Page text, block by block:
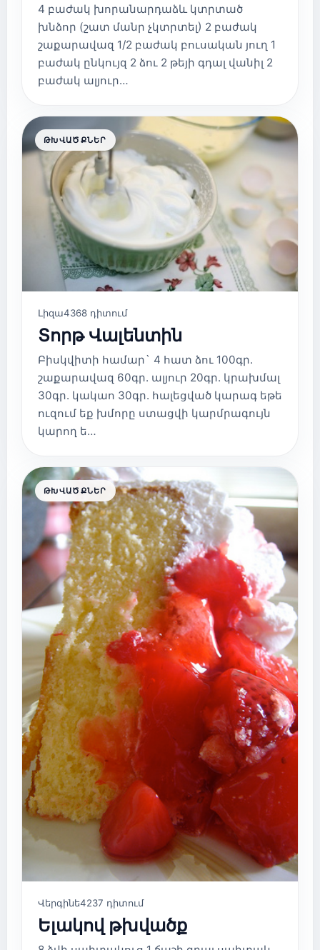
4 բաժակ խորանարդաձև կտրտած
խնձոր (շատ մանր չկտրտել) 2 բաժակ
շաքարավազ 1/2 բաժակ բուսական յուղ 1
բաժակ ընկույզ 2 ձու 2 թեյի գդալ վանիլ 2
բաժակ ալյուր…
ԹԽՎԱԾՔՆԵՐ
Լիզա4368 դիտում
Տորթ Վալենտին
Բիսկվիտի համար` 4 հատ ձու 100գր.
շաքարավազ 60գր. ալյուր 20գր. կրախմալ
30գր. կակաո 30գր. հալեցված կարագ եթե
ուզում եք խմորը ստացվի կարմրագույն
կարող ե…
ԹԽՎԱԾՔՆԵՐ
Վերգինե4237 դիտում
Ելակով թխվածք